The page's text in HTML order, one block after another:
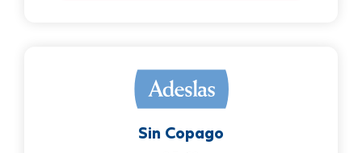
Sin Copago